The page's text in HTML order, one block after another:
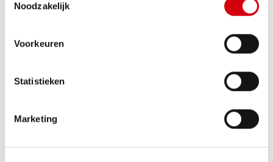
Noodzakelijk
Voorkeuren
Statistieken
Marketing